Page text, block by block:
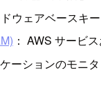
ウェアベースキ
： AWS サービ
ーションのモニ